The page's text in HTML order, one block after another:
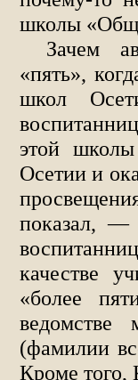
школы
Зачем
«пять»,
школ
этой
Осетии и
показал,
качестве
«более
ведомстве
(фамилии
Кроме того,